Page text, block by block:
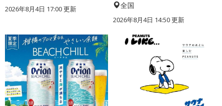
2026年8月4日 17:00更新 全国
2026年8月4日 14:50更新